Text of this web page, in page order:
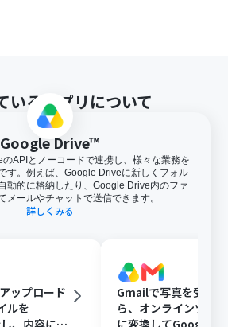
いるアプリについて
Google Drive™
APIとノーコードで連携し、様々な業務を
す。例えば、Google Driveに新しくフォル
動的に格納したり、Google Drive内のファ
メールやチャットで送信できます。
詳しくみる
ップロード
ルを
、内容に応
Gmailで写真を受け
ら、オンラインツー
に変換してGoogle